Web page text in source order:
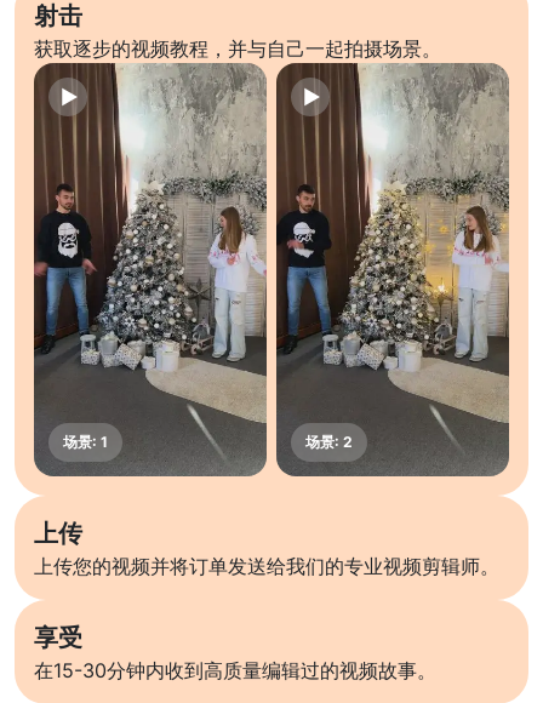
射击
获取逐步的视频教程，并与自己一起拍摄场景。
上传
上传您的视频并将订单发送给我们的专业视频剪辑师。
享受
在15-30分钟内收到高质量编辑过的视频故事。